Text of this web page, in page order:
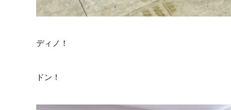
ディノ！
ドン！